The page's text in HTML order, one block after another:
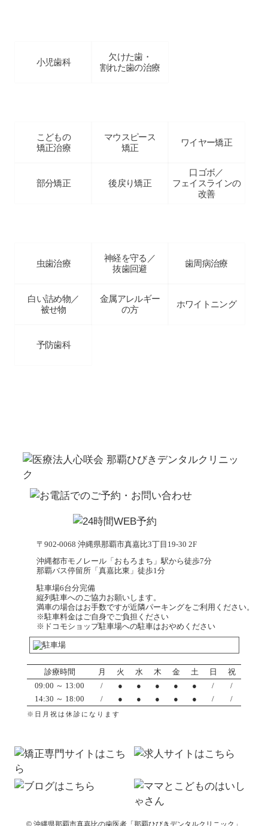
小児歯科
欠けた歯・
割れた歯の治療
こどもの
矯正治療
マウスピース
矯正
ワイヤー矯正
部分矯正 後戻り矯正
口ゴボ／
フェイスラインの
改善
虫歯治療
神経を守る／
抜歯回避
歯周病治療
白い詰め物／
被せ物
金属アレルギー
の方
ホワイトニング
予防歯科
〒902-0068 沖縄県那覇市真嘉比3丁目19-30 2F
沖縄都市モノレール「おもろまち」駅から徒歩7分
那覇バス停留所「真嘉比東」徒歩1分
駐車場6台分完備
縦列駐車へのご協力お願いします。
満車の場合はお手数ですが近隣パーキングをご利用ください。
※駐車料金はご自身でご負担ください
※ドコモショップ駐車場への駐車はおやめください
診療時間 月 火 水 木 金 土 日 祝
09:00 ～ 13:00 / ● ● ● ● ● /
/
14:30 ～ 18:00
/ ● ● ● ● ● / /
※日月祝は休診になります